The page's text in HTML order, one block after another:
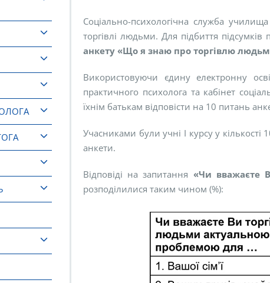
Соціально-психологічна служба
торгівлі людьми. Для підбиття
анкету «Що я знаю про торгівлю
Використовуючи єдину електронну
практичного психолога та кабінет
їхнім батькам відповісти на 10 питань
Учасниками були учні І курсу у кількості
анкети.
Відповіді на запитання «Чи вважаєте
розподілилися таким чином (%):